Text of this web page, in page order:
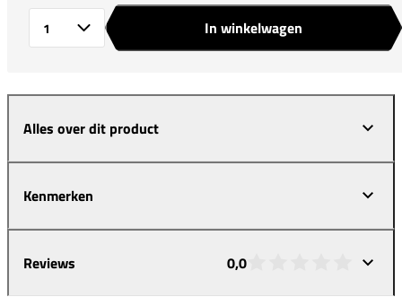
In winkelwagen
Alles over dit product
Kenmerken
Reviews 0,0